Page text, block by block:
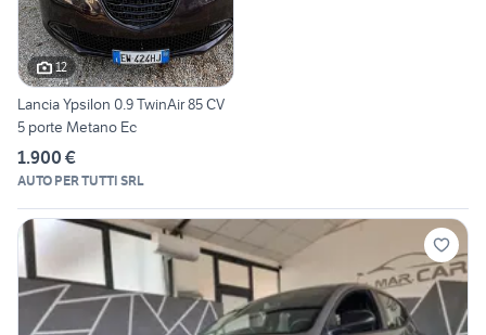
12
Lancia Ypsilon 0.9 TwinAir 85 CV
5 porte Metano Ec
1.900 €
AUTO PER TUTTI SRL